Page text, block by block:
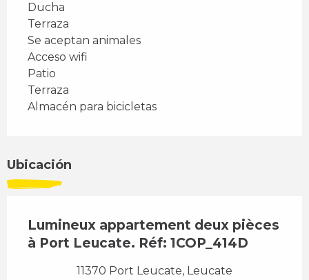
Ducha
Terraza
Se aceptan animales
Acceso wifi
Patio
Terraza
Almacén para bicicletas
Ubicación
Lumineux appartement deux pièces
à Port Leucate. Réf: 1COP_414D
11370 Port Leucate, Leucate